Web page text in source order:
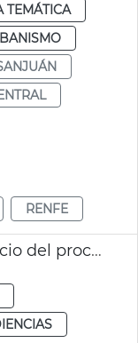
TEMÁTICA
RENFE
Canal acceso ferroviario. Inicio del proceso